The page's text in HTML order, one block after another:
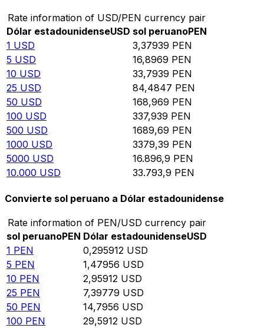
Rate information of USD/PEN currency pair
Dólar estadounidenseUSD sol peruanoPEN
1 USD 3,37939 PEN
5 USD 16,8969 PEN
10 USD 33,7939 PEN
25 USD 84,4847 PEN
50 USD 168,969 PEN
100 USD 337,939 PEN
500 USD 1689,69 PEN
1000 USD 3379,39 PEN
5000 USD 16.896,9 PEN
10.000 USD 33.793,9 PEN
Convierte sol peruano a Dólar estadounidense
Rate information of PEN/USD currency pair
sol peruanoPEN Dólar estadounidenseUSD
1 PEN 0,295912 USD
5 PEN 1,47956 USD
10 PEN 2,95912 USD
25 PEN 7,39779 USD
50 PEN 14,7956 USD
100 PEN 29,5912 USD